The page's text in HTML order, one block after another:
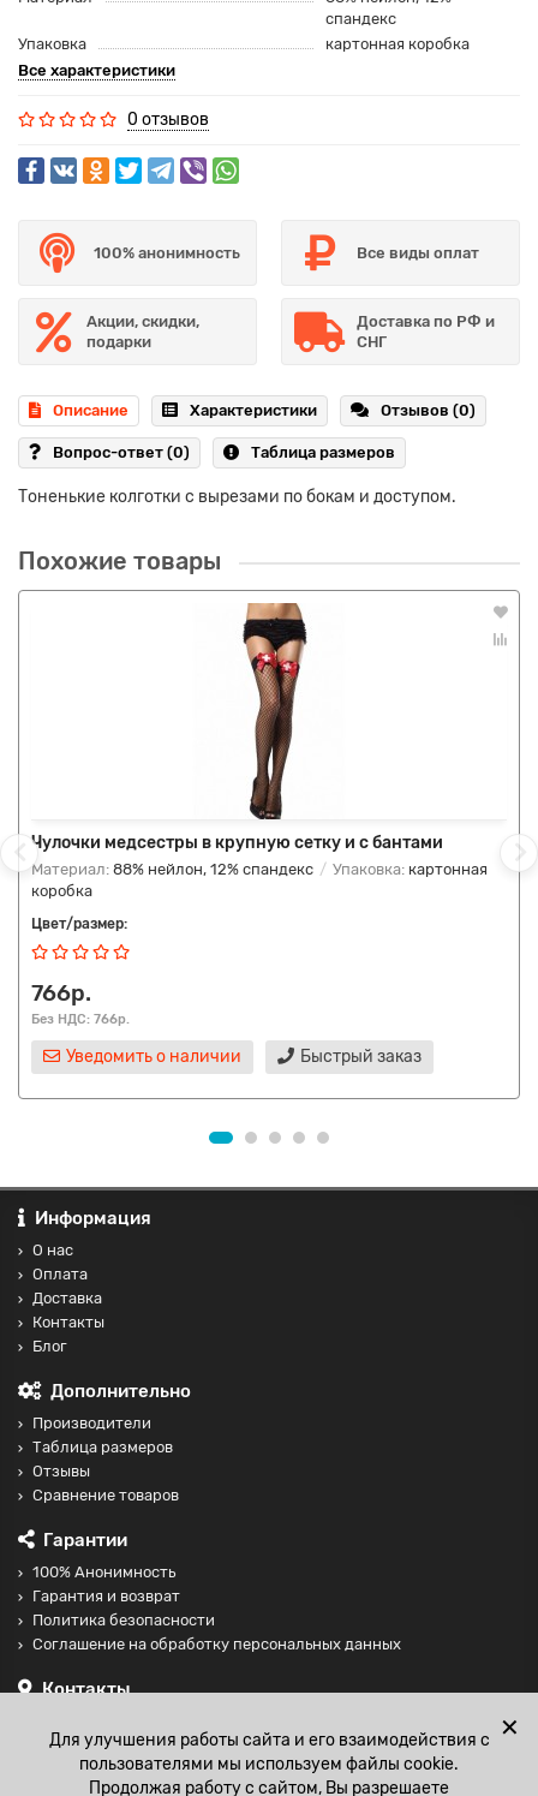
спандекс
Упаковка
картонная коробка
Все характеристики
0 отзывов
100% анонимность Все виды оплат
Акции, скидки,
подарки
Доставка по РФ и
СНГ
Описание Характеристики Отзывов (0)
Вопрос-ответ (0) Таблица размеров
Тоненькие колготки с вырезами по бокам и доступом.
Похожие товары
Чулочки медсестры в крупную сетку и с бантами
Материал: 88% нейлон, 12% спандекс Упаковка: картонная
коробка
Цвет/размер:
766р.
Без НДС: 766р.
Уведомить о наличии Быстрый заказ
Информация
О нас
Оплата
Доставка
Контакты
Блог
Дополнительно
Производители
Таблица размеров
Отзывы
Сравнение товаров
Гарантии
100% Анонимность
Гарантия и возврат
Политика безопасности
Соглашение на обработку персональных данных
Контакты
sales@fisting-shop.ru
✕
Для улучшения работы сайта и его взаимодействия с
пользователями мы используем файлы cookie.
Продолжая работу с сайтом, Вы разрешаете